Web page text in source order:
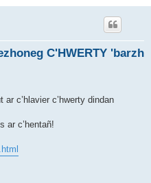
C'HWERTY 'barzh
c’hlavier c’hwerty dindan
ar c’hentañ!